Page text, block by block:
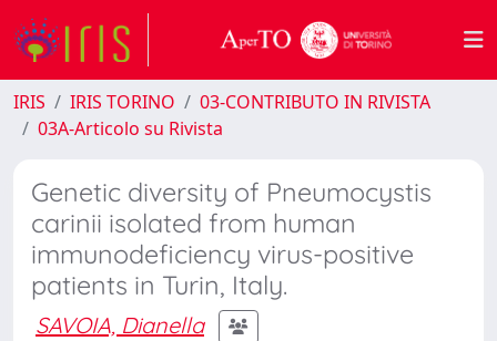
IRIS IRIS TORINO
03-CONTRIBUTO IN RIVISTA
03A-Articolo su Rivista
Genetic diversity of Pneumocystis
carinii isolated from human
immunodeficiency virus-positive
patients in Turin, Italy.
SAVOIA, Dianella